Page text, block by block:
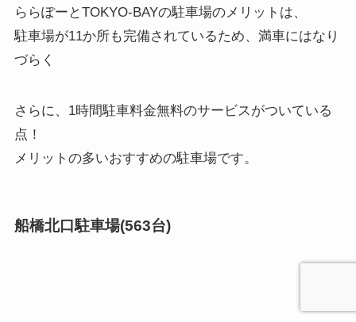
ららぽーとTOKYO-BAYの駐車場のメリットは、
駐車場が11か所も完備されているため、満車にはなり
づらく
さらに、1時間駐車料金無料のサービスがついている
点！
メリットの多いおすすめの駐車場です。
船橋北口駐車場(563台)